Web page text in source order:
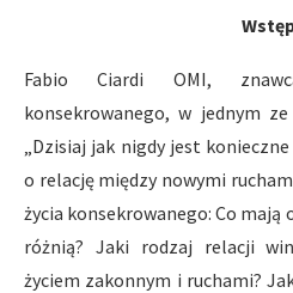
Fabio Ciardi OMI,
konsekrowanego, w jednym
„Dzisiaj jak nigdy jest
o relację między nowymi
życia konsekrowanego: Co mają
różnią? Jaki rodzaj relacji
życiem zakonnym i ruchami?